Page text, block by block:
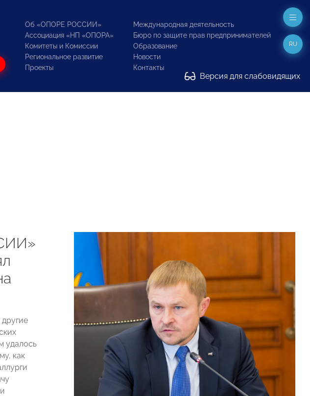
Об «ОПОРЕ РОССИИ»
Ассоциация «НП «ОПОРА»
Комитеты и Комиссии
Региональное развитие
Проекты
Международная деятельность
Бюро по защите прав предпринимателей
Образование
Новости
Контакты
Версия для слабовидящих
RU
удалось
как